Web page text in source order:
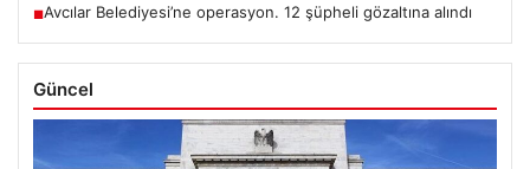
■Avcılar Belediyesi’ne operasyon. 12 şüpheli gözaltına alındı
Güncel